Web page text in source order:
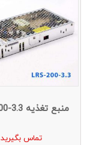
منبع تغذیه LRS-200-3.3
تماس بگیرید